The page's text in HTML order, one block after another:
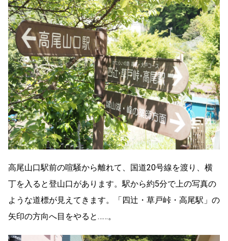
高尾山口駅前の喧騒から離れて、国道20号線を渡り、横
丁を入ると登山口があります。駅から約5分で上の写真の
ような道標が見えてきます。「四辻・草戸峠・高尾駅」の
矢印の方向へ目をやると……。